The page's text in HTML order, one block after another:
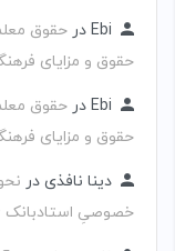
Ebi در حقوق
حقوق و مزایای
Ebi در حقوق
حقوق و مزایای
دینا نافذی در
خصوصیِ استادبانک